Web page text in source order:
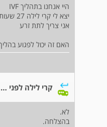
היי אנחנו בתהליך IVF
יצא לי
אני צריך לתת זרע
האם זה יכול לפגוע
קרי לילה לפני IVF
לא.
בהצלחה.